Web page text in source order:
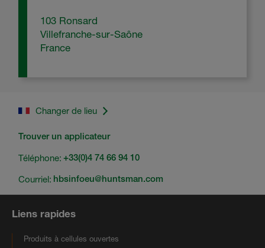
103 Ronsard
Villefranche-sur-Saône
France
Changer de lieu
Trouver un applicateur
Téléphone: +33(0)4 74 66 94 10
Courriel: hbsinfoeu@huntsman.com
Liens rapides
Produits à cellules ouvertes